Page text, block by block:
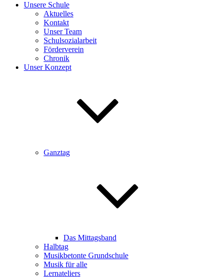
Unsere Schule
Aktuelles
Kontakt
Unser Team
Schulsozialarbeit
Förderverein
Chronik
Unser Konzept
Ganztag
Das Mittagsband
Halbtag
Musikbetonte Grundschule
Musik für alle
Lernateliers